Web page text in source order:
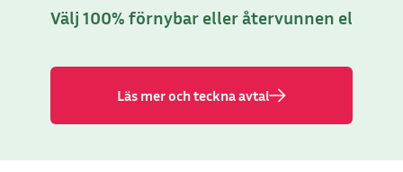
Välj 100% förnybar eller återvunnen el
Läs mer och teckna avtal